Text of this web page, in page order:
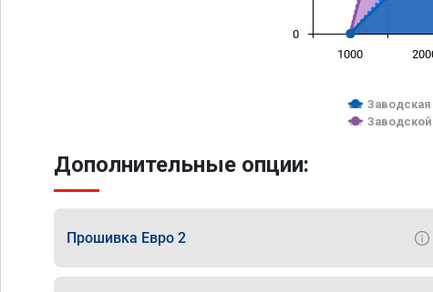
1000
0
Дополнительные опции:
Прошивка Евро 2